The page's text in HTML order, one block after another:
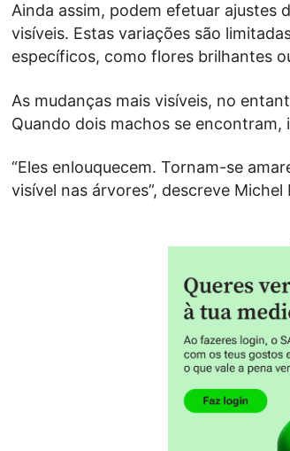
Ainda assim, podem efetuar ajustes
visíveis. Estas variações são
específicos, como flores brilhantes
As mudanças mais visíveis, no
Quando dois machos se encontram,
“Eles enlouquecem. Tornam-se
visível nas árvores”, descreve